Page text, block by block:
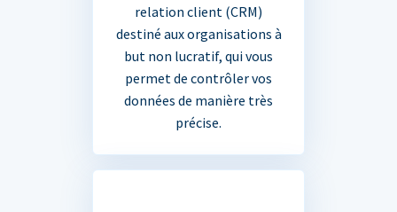
relation client (CRM)
destiné aux organisations à
but non lucratif, qui vous
permet de contrôler vos
données de manière très
précise.